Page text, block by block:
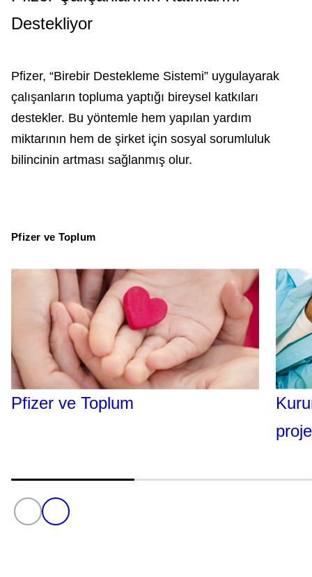
Destekliyor
Pfizer, “Birebir Destekleme Sistemi” uygulayarak
çalışanların topluma yaptığı bireysel katkıları
destekler. Bu yöntemle hem yapılan yardım
miktarının hem de şirket için sosyal sorumluluk
bilincinin artması sağlanmış olur.
Pfizer ve Toplum
Pfizer ve Toplum